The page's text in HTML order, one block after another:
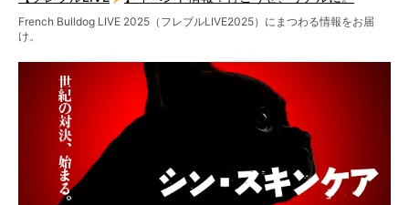
French Bulldog LIVE 2025（フレブルLIVE2025）にまつわる情報をお届
け。